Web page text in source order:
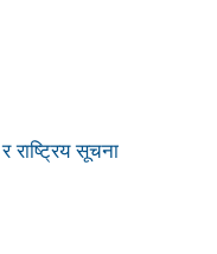
राष्ट्रिय सूचना